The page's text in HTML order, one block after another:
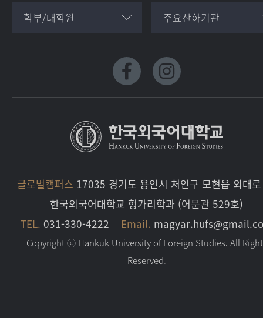
학부/대학원 주요산하기관
글로벌캠퍼스 17035 경기도 용인시 처인구 모현읍 외대
한국외국어대학교 헝가리학과 (어문관 529호)
TEL. 031-330-4222 Email.
Copyright ⓒ Hankuk University of Foreign Studies. All
Reserved.